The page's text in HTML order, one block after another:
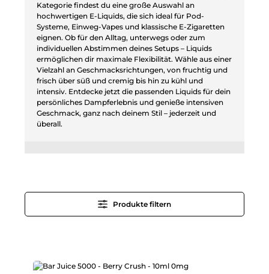
Kategorie findest du eine große Auswahl an
hochwertigen E-Liquids, die sich ideal für Pod-
Systeme, Einweg-Vapes und klassische E-Zigaretten
eignen. Ob für den Alltag, unterwegs oder zum
individuellen Abstimmen deines Setups – Liquids
ermöglichen dir maximale Flexibilität. Wähle aus einer
Vielzahl an Geschmacksrichtungen, von fruchtig und
frisch über süß und cremig bis hin zu kühl und
intensiv. Entdecke jetzt die passenden Liquids für dein
persönliches Dampferlebnis und genieße intensiven
Geschmack, ganz nach deinem Stil – jederzeit und
überall.
Produkte filtern